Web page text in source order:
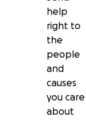
dicke,
help
right to
the
people
and
causes
you care
about